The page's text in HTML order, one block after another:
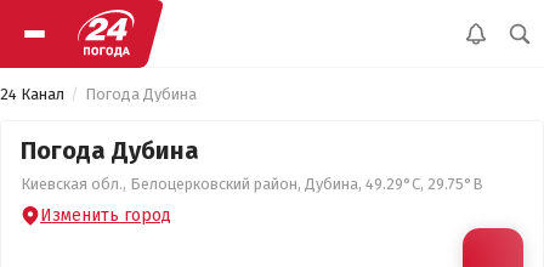
24 Канал Погода Дубина
Погода Дубина
Киевская обл., Белоцерковский район, Дубина, 49.29°С, 29.75°В
Изменить город